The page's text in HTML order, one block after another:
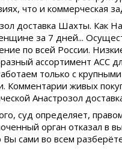
что и коммерческая
доставка Шахты. Как
за 7 дней...
по всей России.
ассортимент ACC
только с
Комментарии живых
Анастрозол
суд определяет,
орган отказал в
Вы сами во всем